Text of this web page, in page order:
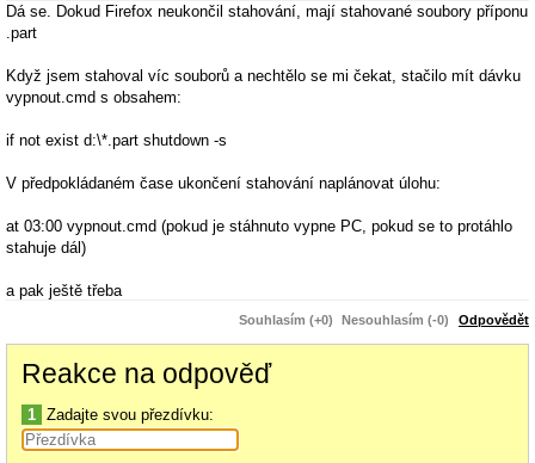
Dá se. Dokud Firefox neukončil stahování, mají stahované soubory příponu
.part
Když jsem stahoval víc souborů a nechtělo se mi čekat, stačilo mít dávku
vypnout.cmd s obsahem:
if not exist d:\*.part shutdown -s
V předpokládaném čase ukončení stahování naplánovat úlohu:
at 03:00 vypnout.cmd (pokud je stáhnuto vypne PC, pokud se to protáhlo
stahuje dál)
a pak ještě třeba
Souhlasím (+0) Nesouhlasím (-0) Odpovědět
Reakce na odpověď
1 Zadajte svou přezdívku: